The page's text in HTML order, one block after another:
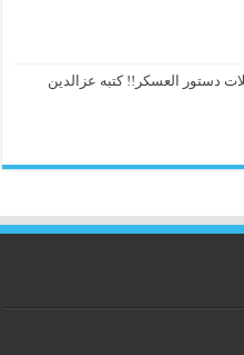
دستور العسكر!! كتبه عزالدين